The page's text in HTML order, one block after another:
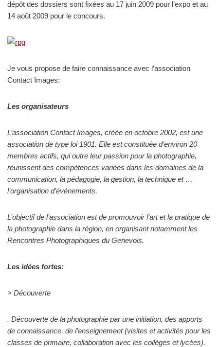
dépôt des dossiers sont fixées au 17 juin 2009 pour l’expo et au
14 août 2009 pour le concours.
Je vous propose de faire connaissance avec l’association
Contact Images:
Les organisateurs
L’association Contact Images, créée en octobre 2002, est une
association de type loi 1901. Elle est constituée d’environ 20
membres actifs, qui outre leur passion pour la photographie,
réunissent des compétences variées dans les domaines de la
communication, la pédagogie, la gestion, la technique et …
l’organisation d’événements.
L’objectif de l’association est de promouvoir l’art et la pratique de
la photographie dans la région, en organisant notamment les
Rencontres Photographiques du Genevois.
Les idées fortes:
> Découverte
. Découverte de la photographie par une initiation, des apports
de connaissance, de l’enseignement (visites et activités pour les
classes de primaire, collaboration avec les collèges et lycées).